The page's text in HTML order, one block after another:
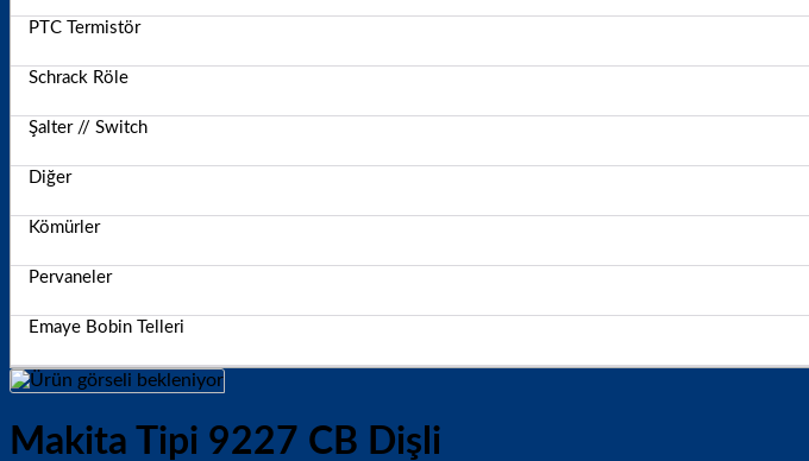
PTC Termistör
Schrack Röle
Şalter // Switch
Diğer
Kömürler
Pervaneler
Emaye Bobin Telleri
Makita Tipi 9227 CB Dişli